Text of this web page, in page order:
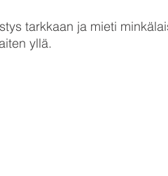
tarkkaan ja mieti
yllä.